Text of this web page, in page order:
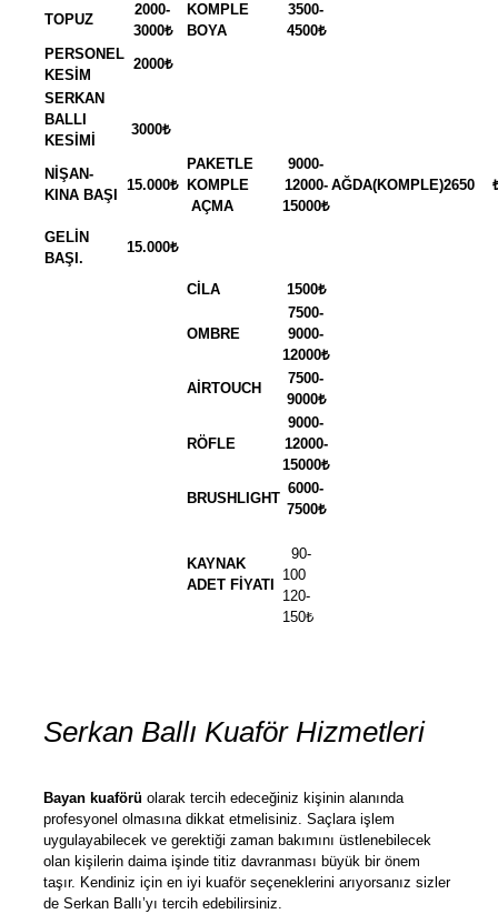
TOPUZ
2000-
3000₺
KOMPLE
BOYA
3500-
4500₺
PERSONEL
KESİM
2000₺
SERKAN
BALLI
KESİMİ
3000₺
NİŞAN-
KINA BAŞI
15.000₺
PAKETLE
KOMPLE
AÇMA
9000-
12000-
15000₺
AĞDA(KOMPLE)2650
GELİN
BAŞI.
15.000₺
CİLA 1500₺
OMBRE
7500-
9000-
12000₺
AİRTOUCH
7500-
9000₺
RÖFLE
9000-
12000-
15000₺
BRUSHLIGHT
6000-
7500₺
KAYNAK
ADET FİYATI
90-
100
120-
150₺
Serkan Ballı Kuaför Hizmetleri
Bayan kuaförü olarak tercih edeceğiniz kişinin alanında
profesyonel olmasına dikkat etmelisiniz. Saçlara işlem
uygulayabilecek ve gerektiği zaman bakımını üstlenebilecek
olan kişilerin daima işinde titiz davranması büyük bir önem
taşır. Kendiniz için en iyi kuaför seçeneklerini arıyorsanız sizler
de Serkan Ballı’yı tercih edebilirsiniz.